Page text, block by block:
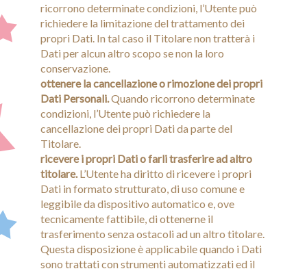
ricorrono determinate condizioni, l’Utente può
richiedere la limitazione del trattamento dei
propri Dati. In tal caso il Titolare non tratterà i
Dati per alcun altro scopo se non la loro
conservazione.
ottenere la cancellazione o rimozione dei propri
Dati Personali.Quando ricorrono determinate
condizioni, l’Utente può richiedere la
cancellazione dei propri Dati da parte del
Titolare.
ricevere i propri Dati o farli trasferire ad altro
titolare.L’Utente ha diritto di ricevere i propri
Dati in formato strutturato, di uso comune e
leggibile da dispositivo automatico e, ove
tecnicamente fattibile, di ottenerne il
trasferimento senza ostacoli ad un altro titolare.
Questa disposizione è applicabile quando i Dati
sono trattati con strumenti automatizzati ed il